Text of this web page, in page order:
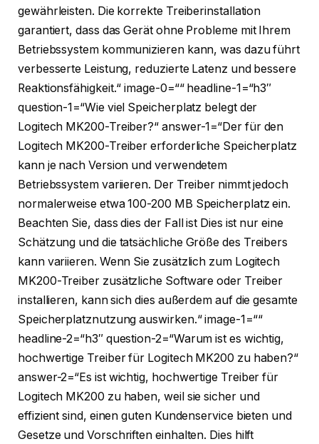
gewährleisten. Die korrekte Treiberinstallation
garantiert, dass das Gerät ohne Probleme mit Ihrem
Betriebssystem kommunizieren kann, was dazu führt
verbesserte Leistung, reduzierte Latenz und bessere
Reaktionsfähigkeit.“ image-0=““ headline-1=“h3″
question-1=“Wie viel Speicherplatz belegt der
Logitech MK200-Treiber?“ answer-1=“Der für den
Logitech MK200-Treiber erforderliche Speicherplatz
kann je nach Version und verwendetem
Betriebssystem variieren. Der Treiber nimmt jedoch
normalerweise etwa 100-200 MB Speicherplatz ein.
Beachten Sie, dass dies der Fall ist Dies ist nur eine
Schätzung und die tatsächliche Größe des Treibers
kann variieren. Wenn Sie zusätzlich zum Logitech
MK200-Treiber zusätzliche Software oder Treiber
installieren, kann sich dies außerdem auf die gesamte
Speicherplatznutzung auswirken.“ image-1=““
headline-2=“h3″ question-2=“Warum ist es wichtig,
hochwertige Treiber für Logitech MK200 zu haben?“
answer-2=“Es ist wichtig, hochwertige Treiber für
Logitech MK200 zu haben, weil sie sicher und
effizient sind, einen guten Kundenservice bieten und
Gesetze und Vorschriften einhalten. Dies hilft